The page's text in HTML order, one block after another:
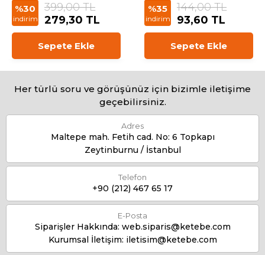
%30
indirim
399,00 TL
279,30 TL
Sepete Ekle
%35
indirim
144,00 TL
93,60 TL
Sepete Ekle
Her türlü soru ve görüşünüz için bizimle iletişime
geçebilirsiniz.
Adres
Maltepe mah. Fetih cad. No: 6 Topkapı
Zeytinburnu / İstanbul
Telefon
+90 (212) 467 65 17
E-Posta
Siparişler Hakkında: web.siparis@ketebe.com
Kurumsal İletişim: iletisim@ketebe.com